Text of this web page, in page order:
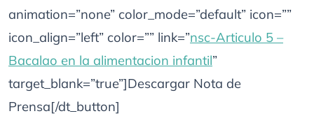
animation=”none” color_mode=”default” icon=””
icon_align=”left” color=”” link=”nsc-Articulo 5 –
Bacalao en la alimentacion infantil”
target_blank=”true”]Descargar Nota de
Prensa[/dt_button]